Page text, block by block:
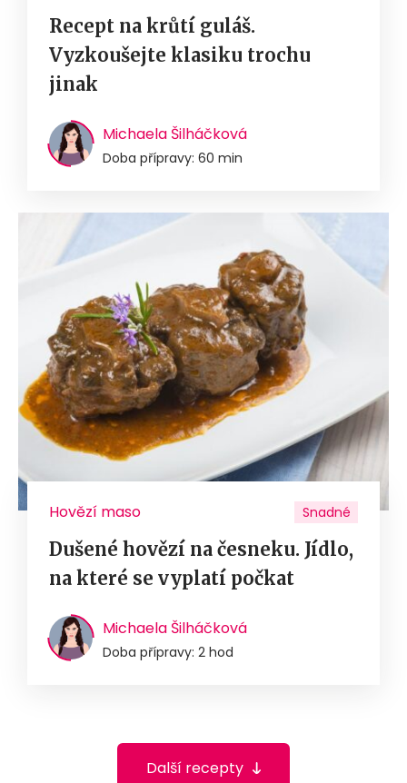
Recept na krůtí guláš.
Vyzkoušejte klasiku trochu
jinak
Michaela Šilháčková
Doba přípravy: 60 min
Hovězí maso Snadné
Dušené hovězí na česneku. Jídlo,
na které se vyplatí počkat
Michaela Šilháčková
Doba přípravy: 2 hod
Další recepty